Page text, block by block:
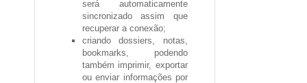
será automaticamente
sincronizado assim que
recuperar a conexão;
criando dossiers, notas,
bookmarks, podendo
também imprimir, exportar
ouenviar informações por